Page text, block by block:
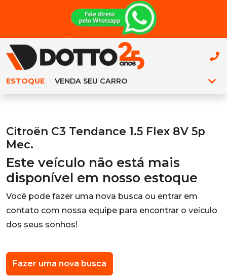
ESTOQUE VENDA SEU CARRO
Citroën C3 Tendance 1.5 Flex 8V 5p
Mec.
Este veículo não está mais
disponível em nosso estoque
Você pode fazer uma nova busca ou entrar em
contato com nossa equipe para encontrar o veículo
dos seus sonhos!
Fazer uma nova busca